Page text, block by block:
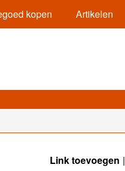
kopen Artikelen
Link toevoegen